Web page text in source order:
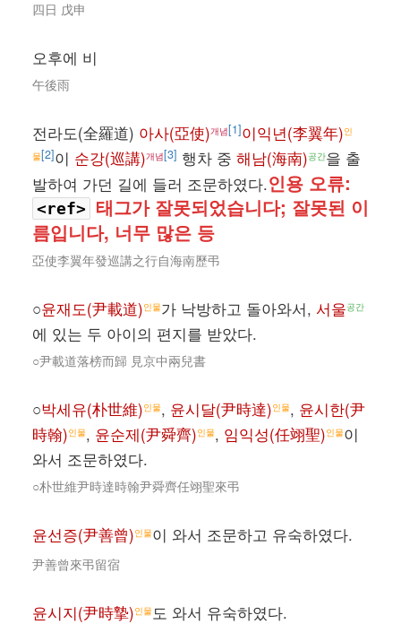
四日 戊申
오후에 비
午後雨
전라도(全羅道) 아사(亞使)개념[1]이익년(李翼年)인
물[2]이 순강(巡講)개념[3] 행차 중 해남(海南)공간을 출
발하여 가던 길에 들러 조문하였다.인용 오류:
<ref>
태그가 잘못되었습니다; 잘못된 이
름입니다, 너무 많은 등
亞使李翼年發巡講之行自海南歷弔
○윤재도(尹載道)인물가 낙방하고 돌아와서, 서울공간
에 있는 두 아이의 편지를 받았다.
○尹載道落榜而歸 見京中兩兒書
○박세유(朴世維)인물, 윤시달(尹時達)인물, 윤시한(尹
時翰)인물, 윤순제(尹舜齊)인물, 임익성(任翊聖)인물이
와서 조문하였다.
○朴世維尹時達時翰尹舜齊任翊聖來弔
윤선증(尹善曾)인물이 와서 조문하고 유숙하였다.
尹善曾來弔留宿
윤시지(尹時摯)인물 도 와서 유숙하였다.